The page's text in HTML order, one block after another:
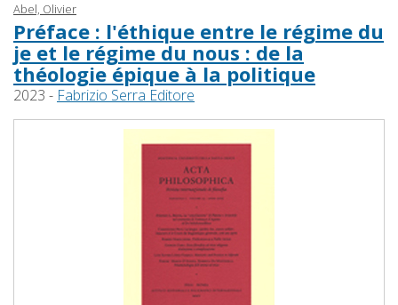
Abel, Olivier
Préface : l'éthique entre le régime du
je et le régime du nous : de la
théologie épique à la politique
2023 - Fabrizio Serra Editore